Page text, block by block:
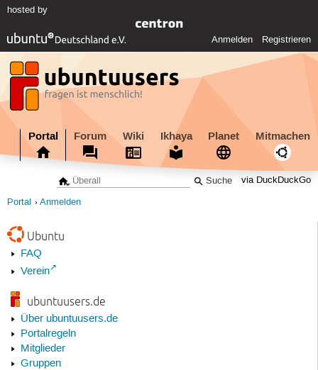
hosted by
Anmelden Registrieren
Portal Forum Wiki Ikhaya Planet Mitmachen
via DuckDuckGo
Portal Anmelden
Ubuntu
FAQ
Verein
ubuntuusers.de
Über ubuntuusers.de
Portalregeln
Mitglieder
Gruppen